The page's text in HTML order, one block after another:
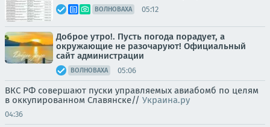
ВОЛНОВАХА 05:12
Доброе утро!. Пусть погода порадует, а
окружающие не разочаруют! Официальный
сайт администрации
ВОЛНОВАХА 05:06
ВКС РФ совершают пуски управляемых авиабомб по целям
в оккупированном Славянске// Украина.ру
04:36